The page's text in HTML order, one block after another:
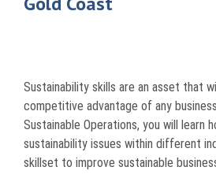
SZUKAJ
Visas & Legal Stay
Sustainability skills are an asset that
competitive advantage of any
Sustainable Operations, you will learn
sustainability issues within different
skillset to improve sustainable